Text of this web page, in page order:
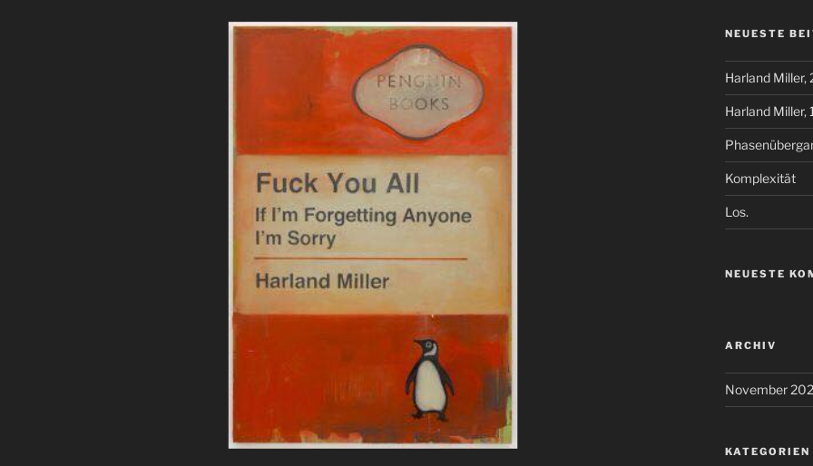
NEUESTE
Harland Miller,
Harland Miller, 1
Komplexität
Los.
NEUESTE
ARCHIV
November
KATEGORIEN